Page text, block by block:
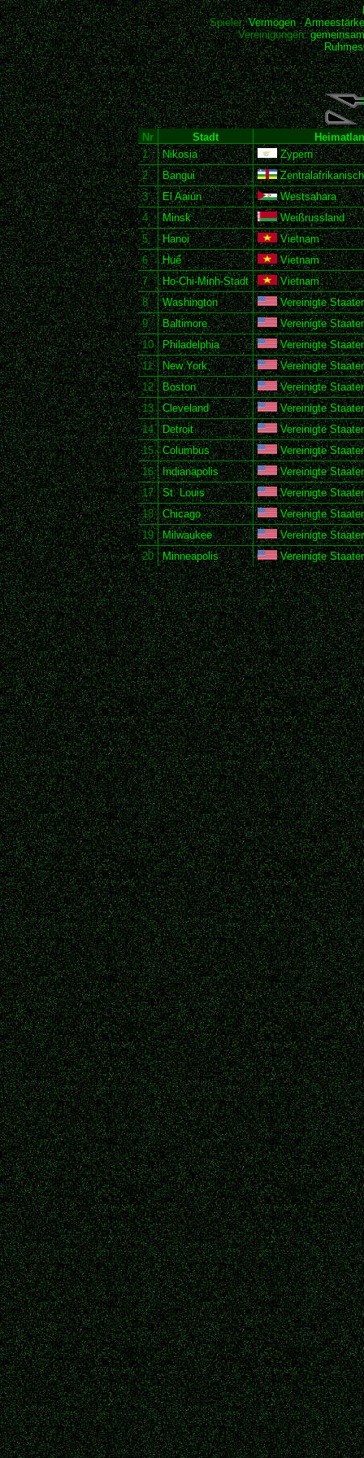
Spieler:Vermögen-Armeestärke
Vereinigungen:
Nr Stadt
1
Nikosia
Zypern
2
Bangui
3
El Aaiún
Westsahara
4
Minsk
Weißrussland
5
Hanoi
Vietnam
6
Huế
Vietnam
7
Ho-Chi-Minh-Stadt
Vietnam
8
Washington
Vereinigte
9
Baltimore
Vereinigte
10
Philadelphia
Vereinigte
11
New York
Vereinigte
12
Boston
Vereinigte
13
Cleveland
Vereinigte
14
Detroit
Vereinigte
15
Columbus
Vereinigte
16
Indianapolis
Vereinigte
17
St. Louis
Vereinigte
18
Chicago
Vereinigte
19
Milwaukee
Vereinigte
20
Minneapolis Vereinigte